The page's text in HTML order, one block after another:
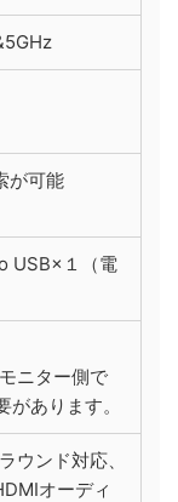
が可能
USB×１（電
ニター側で
あります。
ウンド対応、
オーディ